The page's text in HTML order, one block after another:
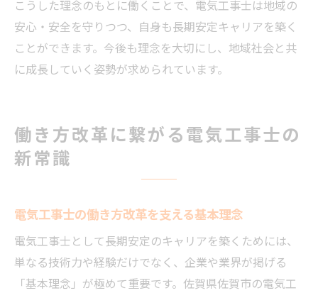
こうした理念のもとに働くことで、電気工事士は地域の
安心・安全を守りつつ、自身も長期安定キャリアを築く
ことができます。今後も理念を大切にし、地域社会と共
に成長していく姿勢が求められています。
働き方改革に繋がる電気工事士の
新常識
電気工事士の働き方改革を支える基本理念
電気工事士として長期安定のキャリアを築くためには、
単なる技術力や経験だけでなく、企業や業界が掲げる
「基本理念」が極めて重要です。佐賀県佐賀市の電気工